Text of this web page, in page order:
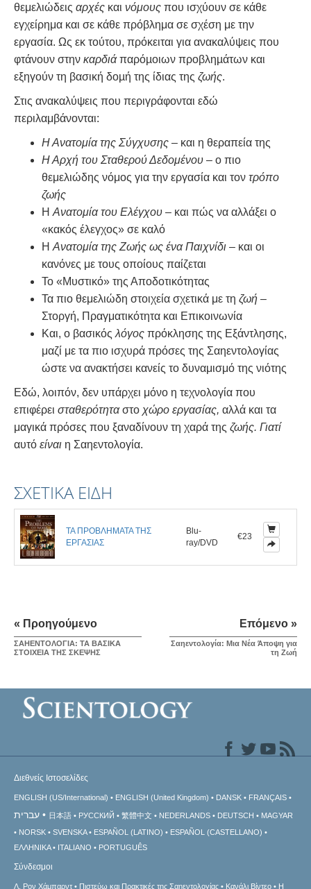
θεμελιώδεις αρχές και νόμους που ισχύουν σε κάθε
εγχείρημα και σε κάθε πρόβλημα σε σχέση με την
εργασία. Ως εκ τούτου, πρόκειται για ανακαλύψεις που
φτάνουν στην καρδιάπαρόµοιων προβληµάτων και
εξηγούν τη βασική δοµή της ίδιας της ζωής.
Στις ανακαλύψεις που περιγράφονται εδώ
περιλαμβάνονται:
Η Ανατομία της Σύγχυσης – και η θεραπεία της
Η Αρχή του Σταθερού Δεδομένου – ο πιο
θεμελιώδης νόμος για την εργασία και τον τρόπο
ζωής
Η Ανατομία του Ελέγχου – και πώς να αλλάξει ο
«κακός έλεγχος» σε καλό
Η Ανατομία της Ζωής ως ένα Παιχνίδι – και οι
κανόνες με τους οποίους παίζεται
Το «Μυστικό» της Αποδοτικότητας
Τα πιο θεμελιώδη στοιχεία σχετικά με τη ζωή –
Στοργή, Πραγματικότητα και Επικοινωνία
Και, ο βασικός λόγος πρόκλησης της Εξάντλησης,
μαζί με τα πιο ισχυρά πρόσες της Σαηεντολογίας
ώστε να ανακτήσει κανείς το δυναμισμό της νιότης
Εδώ, λοιπόν, δεν υπάρχει μόνο η τεχνολογία που
επιφέρει σταθερότηταστο χώρο εργασίας, αλλά και τα
μαγικά πρόσες που ξαναδίνουν τη χαρά της ζωής. Γιατί
αυτό είναι η Σαηεντολογία.
ΣΧΕΤΙΚΆ ΕΊΔΗ
ΤΑ ΠΡΟΒΛΗΜΑΤΑ ΤΗΣ
ΕΡΓΑΣΙΑΣ
Blu-
ray/DVD
€23
« Προηγούμενο
ΣΑΗΕΝΤΟΛΟΓΙΑ: ΤΑ ΒΑΣΙΚΑ
ΣΤΟΙΧΕΙΑ ΤΗΣ ΣΚΕΨΗΣ
Επόμενο »
Σαηεντολογία: Μια Νέα Άποψη για
τη Ζωή
Διεθνείς Ιστοσελίδες
ENGLISH (US/International) ENGLISH (United Kingdom) DANSK FRANÇAIS
עברית 日本語 РУССКИЙ 繁體中文 NEDERLANDS DEUTSCH
MAGYAR
NORSK
SVENSKA ESPAÑOL (LATINO)
ESPAÑOL (CASTELLANO)
ΕΛΛΗΝΙΚA
ITALIANO PORTUGUÊS
Σύνδεσμοι
Λ. Ρον Χάμπαρντ Πιστεύω και Πρακτικές της Σαηεντολογίας Κανάλι Βίντεο Η